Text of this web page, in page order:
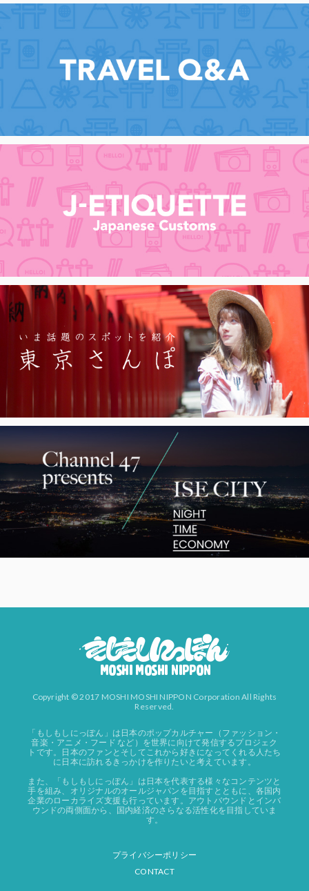
Copyright © 2017 MOSHI MOSHI NIPPON Corporation All Rights
Reserved.
「もしもしにっぽん」は日本のポップカルチャー（ファッション・
音楽・アニメ・フード など）を世界に向けて発信するプロジェク
トです。日本のファンとそしてこれから好きになってくれる人たち
に日本に訪れるきっかけを作りたいと考えています。
また、「もしもしにっぽん」は日本を代表する様々なコンテンツと
手を組み、オリジナルのオールジャパンを目指すとともに、各国内
企業のローカライズ支援も行っています。アウトバウンドとインバ
ウンドの両側面から、国内経済のさらなる活性化を目指していま
す。
プライバシーポリシー
CONTACT